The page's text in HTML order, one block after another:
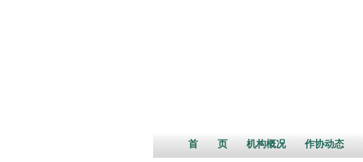
首 页 机构概况 作协动态